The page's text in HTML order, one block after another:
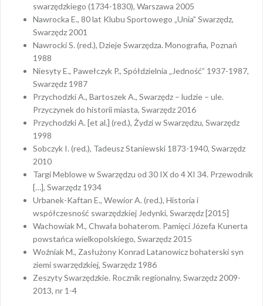
swarzędzkiego (1734-1830), Warszawa 2005
Nawrocka E., 80 lat Klubu Sportowego „Unia” Swarzędz,
Swarzędz 2001
Nawrocki S. (red.), Dzieje Swarzędza. Monografia, Poznań
1988
Niesyty E., Pawełczyk P., Spółdzielnia „Jedność” 1937-1987,
Swarzędz 1987
Przychodzki A., Bartoszek A., Swarzędz – ludzie – ule.
Przyczynek do historii miasta, Swarzędz 2016
Przychodzki A. [et al.] (red.), Żydzi w Swarzędzu, Swarzędz
1998
Sobczyk I. (red.), Tadeusz Staniewski 1873-1940, Swarzędz
2010
Targi Meblowe w Swarzędzu od 30 IX do 4 XI 34. Przewodnik
[…], Swarzędz 1934
Urbanek-Kaftan E., Wewior A. (red.), Historia i
współczesność swarzędzkiej Jedynki, Swarzędz [2015]
Wachowiak M., Chwała bohaterom. Pamięci Józefa Kunerta
powstańca wielkopolskiego, Swarzędz 2015
Woźniak M., Zasłużony Konrad Latanowicz bohaterski syn
ziemi swarzędzkiej, Swarzędz 1986
Zeszyty Swarzędzkie. Rocznik regionalny, Swarzędz 2009-
2013, nr 1-4